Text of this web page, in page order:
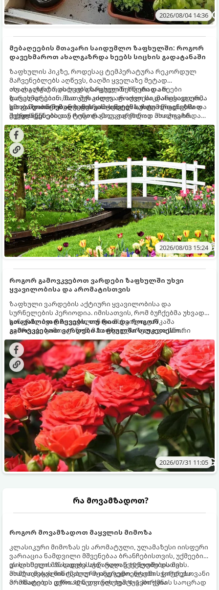
2026/08/04 14:36
მებაღეების მთავარი საიდუმლო ზაფხულში: როგორ
დავეხმაროთ ახალგაზრდა ხეებს სიცხის გადატანაში
ზაფხულის პიკზე, როდესაც ტემპერატურა რეკორდულ
მაჩვენებლებს აღწევს, ბაღში ყველაზე მეტად
ახალგაზრდა, ახლად დარგული ნერგები და ხეები
ზარალდებიან. მათ ჯერ კიდევ არ აქვთ საკმარისად ღრმა
და განვითარებული ფესვთა სისტემა, რათა ნიადაგის
ქვედა ფენებიდან ტენი დამოუკიდებლად მოიპოვონ.
თუ ახალგაზრდა ხეებს ზაფხულში სწორად არ
დავეხმარებით, მათ შესაძლოა ფოთლები დასცვივდეთ,
ხმობა დაიწყონ ან ზამთრის ყინვებს სუსტი ორგანიზმით
შეხვდნენ.
გთავაზობთ მებაღეების გამოცდილ საიდუმლოებებსა და
ოქროს წესებს, თუ როგორ გადავარჩინოთ ახალგაზრდა
ხეები ზაფხულის სიცხეში:
2026/08/03 15:24
როგორ გამოვკვებოთ ვარდები ზაფხულში უხვი
ყვავილობისა და არომატისთვის
ზაფხული ვარდების აქტიური ყვავილობისა და
სურნელების პერიოდია. იმისათვის, რომ ბუჩქებმა უხვად,
ხანგრძლივად იყვავილონ და მსხვილი, კაშკაშა
კვირტები გამოიტანონ, მათ რეგულარული და სწორი
გამოკვება სჭირდებათ. ზაფხულის პერიოდში მცენარის
მოთხოვნილებები იცვლება, ამიტომ მნიშვნელოვანია
ვიცოდეთ, რომელი სასუქები გამოიყენება ამ დროს.
გთავაზობთ რჩევებს, თუ რით და როგორ
გამოვკვებოთ ვარდები ზაფხულში საუკეთესო
შედეგის მისაღწევად:
2026/07/31 11:05
რა მოვამზადოთ?
როგორ მოვამზადოთ მაყვლის მიმოზა
კლასიკური მიმოზას ეს არომატული, ულამაზესი იისფერი
ვარიაცია ნამდვილი მშვენებაა ბრანჩებისთვის, უქმეების
დილისთვის ან სადღესასწაულო წვეულებებისთვის.
ახალი მაყვლის ტკბილ-მჟავე გემო, ლაიმის ციტრუსოვანი
არომატი და ცქრიალა ღვინის ბუშტუკები ქმნის საოცრად
ეს სასმელი მზადდება სულ რაღაც 10 წუთში და მის
მომზადებას მინიმალური ინგრედიენტები სჭირდება.
მომზადების დრო: 10 წუთი ულუფა: 4–6 პორცია